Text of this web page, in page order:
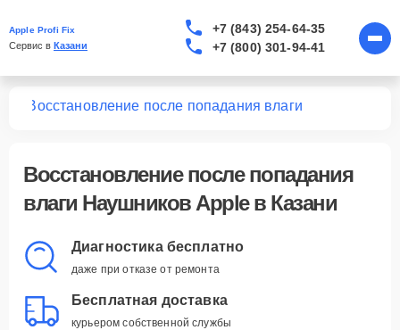
Apple Profi Fix
Сервис в Казани
+7 (843) 254-64-35
+7 (800) 301-94-41
Восстановление после попадания влаги
Восстановление после попадания
влаги Наушников Apple в Казани
Диагностика бесплатно
даже при отказе от ремонта
Бесплатная доставка
курьером собственной службы